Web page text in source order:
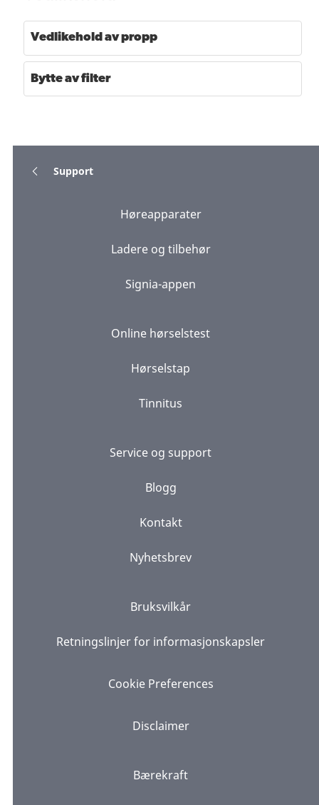
Vedlikehold av propp
Bytte av filter
Support
Høreapparater
Ladere og tilbehør
Signia-appen
Online hørselstest
Hørselstap
Tinnitus
Service og support
Blogg
Kontakt
Nyhetsbrev
Bruksvilkår
Retningslinjer for informasjonskapsler
Cookie Preferences
Disclaimer
Bærekraft